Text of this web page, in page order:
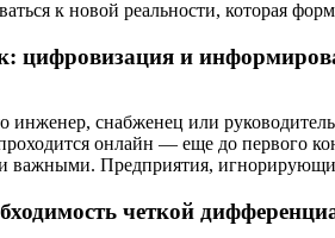
к новой реальности, которая
цифровизация и
снабженец или
онлайн — еще до первого
важными. Предприятия,
четкой